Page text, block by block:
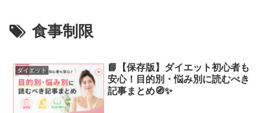
食事制限
ダイエット
📘【保存版】ダイエット初心者も
安心！目的別・悩み別に読むべき
記事まとめ🧭✨